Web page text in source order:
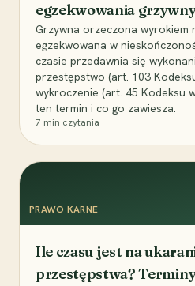
egzekwowania
Grzywna orzeczona wyrokiem
egzekwowana w
czasie przedawnia się
przestępstwo (art. 103
wykroczenie (art. 45 Kodeksu
ten termin i co go zawiesza.
7 min czytania
PRAWO KARNE
Ile czasu jest na
przestępstwa?